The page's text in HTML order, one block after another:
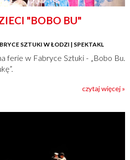
"BOBO BU"
SZTUKI W ŁODZI | SPEKTAKL
ferie w Fabryce Sztuki - „Bobo Bu.
czytaj więcej »